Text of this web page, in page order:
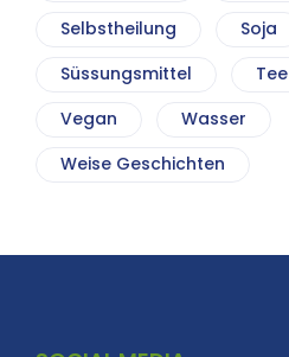
Selbstheilung
Soja
Süssungsmittel
Tee
Vegan
Wasser
Weise Geschichten